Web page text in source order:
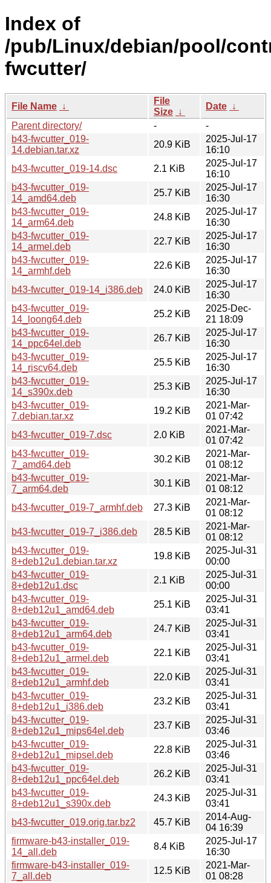
Index of
/pub/Linux/debian/pool/
fwcutter/
File Name ↓
File
Size ↓
Date ↓
Parent directory/
-
-
b43-fwcutter_019-
14.debian.tar.xz
20.9 KiB
2025-Jul-17
16:10
b43-fwcutter_019-14.dsc
2.1 KiB
2025-Jul-17
16:10
b43-fwcutter_019-
14_amd64.deb
25.7 KiB
2025-Jul-17
16:30
b43-fwcutter_019-
14_arm64.deb
24.8 KiB
2025-Jul-17
16:30
b43-fwcutter_019-
14_armel.deb
22.7 KiB
2025-Jul-17
16:30
b43-fwcutter_019-
14_armhf.deb
22.6 KiB
2025-Jul-17
16:30
b43-fwcutter_019-14_i386.deb
24.0 KiB
2025-Jul-17
16:30
b43-fwcutter_019-
14_loong64.deb
25.2 KiB
2025-Dec-
21 18:09
b43-fwcutter_019-
14_ppc64el.deb
26.7 KiB
2025-Jul-17
16:30
b43-fwcutter_019-
14_riscv64.deb
25.5 KiB
2025-Jul-17
16:30
b43-fwcutter_019-
14_s390x.deb
25.3 KiB
2025-Jul-17
16:30
b43-fwcutter_019-
7.debian.tar.xz
19.2 KiB
2021-Mar-
01 07:42
b43-fwcutter_019-7.dsc
2.0 KiB
2021-Mar-
01 07:42
b43-fwcutter_019-
7_amd64.deb
30.2 KiB
2021-Mar-
01 08:12
b43-fwcutter_019-
7_arm64.deb
30.1 KiB
2021-Mar-
01 08:12
b43-fwcutter_019-7_armhf.deb
27.3 KiB
2021-Mar-
01 08:12
b43-fwcutter_019-7_i386.deb
28.5 KiB
2021-Mar-
01 08:12
b43-fwcutter_019-
8+deb12u1.debian.tar.xz
19.8 KiB
2025-Jul-31
00:00
b43-fwcutter_019-
8+deb12u1.dsc
2.1 KiB
2025-Jul-31
00:00
b43-fwcutter_019-
8+deb12u1_amd64.deb
25.1 KiB
2025-Jul-31
03:41
b43-fwcutter_019-
8+deb12u1_arm64.deb
24.7 KiB
2025-Jul-31
03:41
b43-fwcutter_019-
8+deb12u1_armel.deb
22.1 KiB
2025-Jul-31
03:41
b43-fwcutter_019-
8+deb12u1_armhf.deb
22.0 KiB
2025-Jul-31
03:41
b43-fwcutter_019-
8+deb12u1_i386.deb
23.2 KiB
2025-Jul-31
03:41
b43-fwcutter_019-
8+deb12u1_mips64el.deb
23.7 KiB
2025-Jul-31
03:46
b43-fwcutter_019-
8+deb12u1_mipsel.deb
22.8 KiB
2025-Jul-31
03:46
b43-fwcutter_019-
8+deb12u1_ppc64el.deb
26.2 KiB
2025-Jul-31
03:41
b43-fwcutter_019-
8+deb12u1_s390x.deb
24.3 KiB
2025-Jul-31
03:41
b43-fwcutter_019.orig.tar.bz2
45.7 KiB
2014-Aug-
04 16:39
firmware-b43-installer_019-
14_all.deb
8.4 KiB
2025-Jul-17
16:30
firmware-b43-installer_019-
7_all.deb
12.5 KiB
2021-Mar-
01 08:28